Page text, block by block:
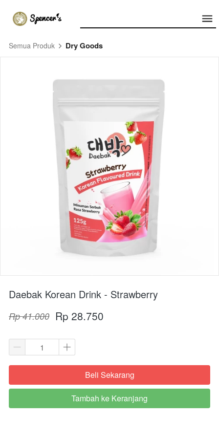
Semua Produk Dry Goods
Daebak Korean Drink - Strawberry
Rp 41.000 Rp 28.750
`Beli Sekarang
`
Tambah ke Keranjang